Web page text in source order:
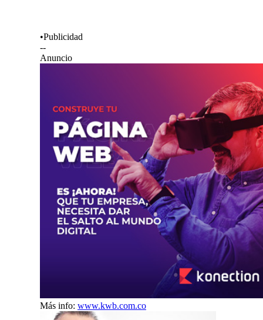
•Publicidad
--
Anuncio
Más info: www.kwb.com.co